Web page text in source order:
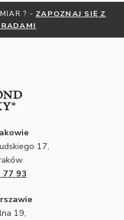
? - ZAPOZNAJ SIĘ Z
17,
77 93
19,